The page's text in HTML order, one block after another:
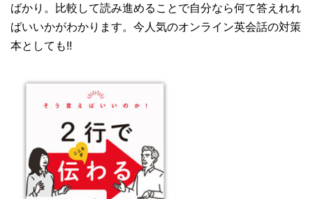
ばかり。比較して読み進めることで自分なら何て答えれれ
ばいいかがわかります。今人気のオンライン英会話の対策
本としても!!